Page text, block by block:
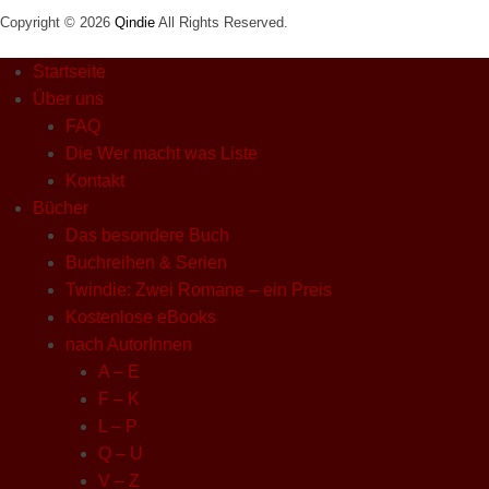
Copyright © 2026 Qindie All Rights Reserved.
Startseite
Über uns
FAQ
Die Wer macht was Liste
Kontakt
Bücher
Das besondere Buch
Buchreihen & Serien
Twindie: Zwei Romane – ein Preis
Kostenlose eBooks
nach AutorInnen
A – E
F – K
L – P
Q – U
V – Z